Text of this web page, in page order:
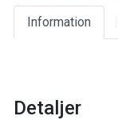
Information
Detaljer